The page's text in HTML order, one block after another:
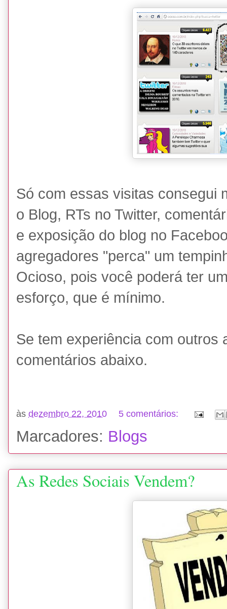
Só com essas visitas consegui
o Blog, RTs no Twitter,
e exposição do blog no
agregadores "perca" um
Ocioso, pois você poderá ter
esforço, que é mínimo.
Se tem experiência com outros
comentários abaixo.
às dezembro 22, 2010 5 comentários:
Marcadores: Blogs
As Redes Sociais Vendem?